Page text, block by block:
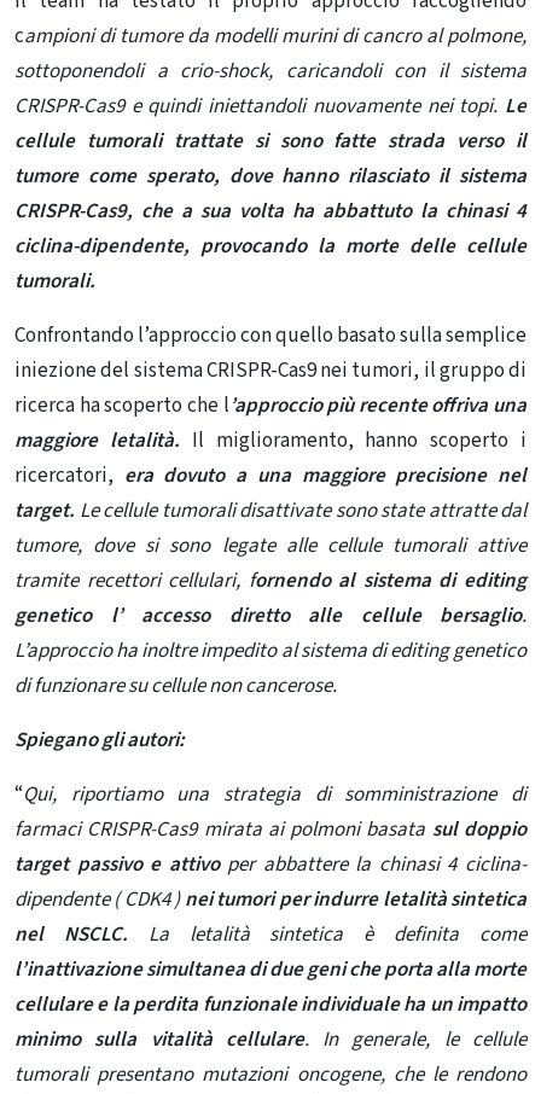
campioni di tumore da modelli murinidi cancro al polmone,
sottoponendoli a crio-shock, caricandoli con il sistema
CRISPR-Cas9 e quindi iniettandoli nuovamente nei topi. Le
cellule tumorali trattate si sono fatte strada verso il
tumore come sperato, dove hanno rilasciato il sistema
CRISPR-Cas9, che a sua volta ha abbattuto la chinasi 4
ciclina-dipendente, provocando la morte delle cellule
tumorali.
Confrontando l’approccio con quello basato sulla semplice
iniezione del sistema CRISPR-Cas9 nei tumori, il gruppo di
ricerca ha scoperto che l’approccio più recente offriva una
maggiore letalità. Il miglioramento, hanno scoperto i
ricercatori, era dovuto a una maggiore precisione nel
target. Le cellule tumorali disattivate sono state attratte dal
tumore, dove si sono legate alle cellule tumorali attive
tramite recettori cellulari, fornendo al sistema di editing
genetico l’ accesso diretto alle cellule bersaglio.
L’approccio ha inoltre impedito al sistema di editing genetico
di funzionare su cellule non cancerose.
Spiegano gli autori:
“Qui, riportiamo una strategia di somministrazione di
farmaci CRISPR-Cas9 mirata ai polmoni basata sul doppio
target passivo e attivoper abbattere la chinasi 4 ciclina-
dipendente ( CDK4 )nei tumori per indurre letalità sintetica
nel NSCLC. La letalità sintetica è definita come
l’inattivazione simultanea di due geni che porta alla morte
cellulare e la perdita funzionale individuale ha un impatto
minimo sulla vitalità cellulare. In generale, le cellule
tumorali presentano mutazioni oncogene, che le rendono